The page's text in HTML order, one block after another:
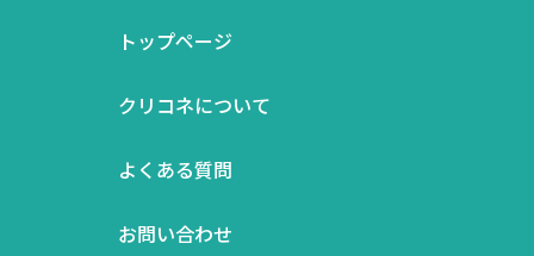
トップページ
クリコネについて
よくある質問
お問い合わせ